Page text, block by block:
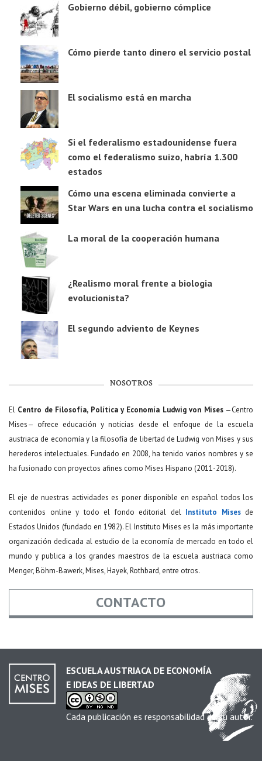
Gobierno débil, gobierno cómplice
Cómo pierde tanto dinero el servicio postal
El socialismo está en marcha
Si el federalismo estadounidense fuera
como el federalismo suizo, habría 1.300
estados
Cómo una escena eliminada convierte a
Star Wars en una lucha contra el socialismo
La moral de la cooperación humana
¿Realismo moral frente a biologia
evolucionista?
El segundo adviento de Keynes
NOSOTROS
El Centro de Filosofía, Política y Economía Ludwig von Mises—Centro
Mises— ofrece educación y noticias desde el enfoque de la escuela
austriaca de economía y la filosofía de libertad de Ludwig von Mises y sus
herederos intelectuales. Fundado en 2008, ha tenido varios nombres y se
ha fusionado con proyectos afines como Mises Hispano (2011-2018).
El eje de nuestras actividades es poner disponible en español todos los
contenidos online y todo el fondo editorial del Instituto Misesde
Estados Unidos (fundado en 1982). El Instituto Mises es la más importante
organización dedicada al estudio de la economía de mercado en todo el
mundo y publica a los grandes maestros de la escuela austriaca como
Menger, Böhm-Bawerk, Mises, Hayek, Rothbard, entre otros.
CONTACTO
Email *
ESCUELA AUSTRIACA DE ECONOMÍA
E IDEAS DE LIBERTAD
Cada publicación es responsabilidad de su autor.